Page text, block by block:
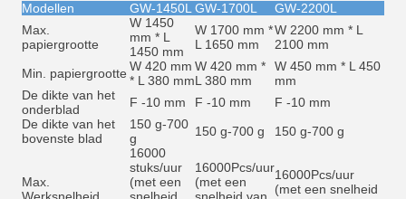
Modellen GW-1450L GW-1700L
GW-2200L
Max.
papiergrootte
W 1450
mm * L
1450 mm
W 1700 mm *
L 1650 mm
W 2200 mm * L
2100 mm
Min. papiergrootte W 420 mm
* L 380 mm
W 420 mm *
L 380 mm
W 450 mm * L 450
mm
De dikte van het
onderblad
F -10 mm F -10 mm
F -10 mm
De dikte van het
bovenste blad
150 g-700
g
150 g-700 g 150 g-700 g
Max.
16000
stuks/uur
(met een
16000Pcs/uur
(met een
16000Pcs/uur
(met een snelheid